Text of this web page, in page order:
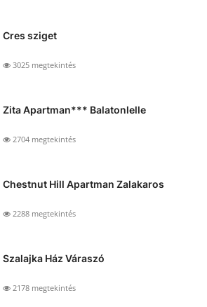
Cres sziget
3025 megtekintés
Zita Apartman*** Balatonlelle
2704 megtekintés
Chestnut Hill Apartman Zalakaros
2288 megtekintés
Szalajka Ház Váraszó
2178 megtekintés